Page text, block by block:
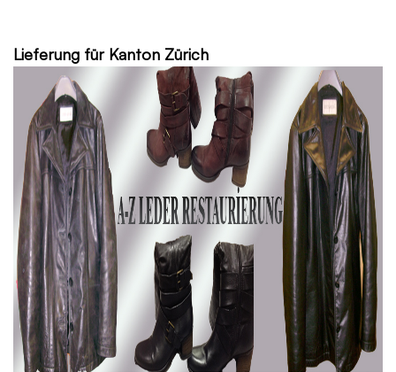
Lieferung für Kanton Zürich